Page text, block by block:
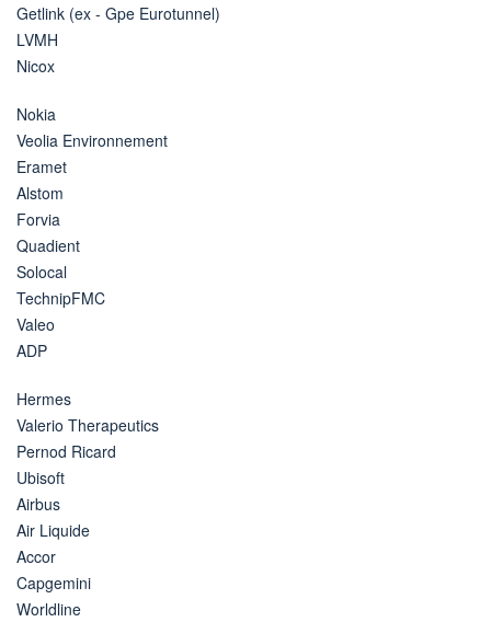
Getlink (ex - Gpe Eurotunnel)
LVMH
Nicox
Nokia
Veolia Environnement
Eramet
Alstom
Forvia
Quadient
Solocal
TechnipFMC
Valeo
ADP
Hermes
Valerio Therapeutics
Pernod Ricard
Ubisoft
Airbus
Air Liquide
Accor
Capgemini
Worldline